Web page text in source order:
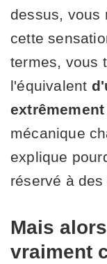
dessus, vous
cette
termes, vous
l'équivalent
mécanique
explique
réservé à
Mais
vraiment